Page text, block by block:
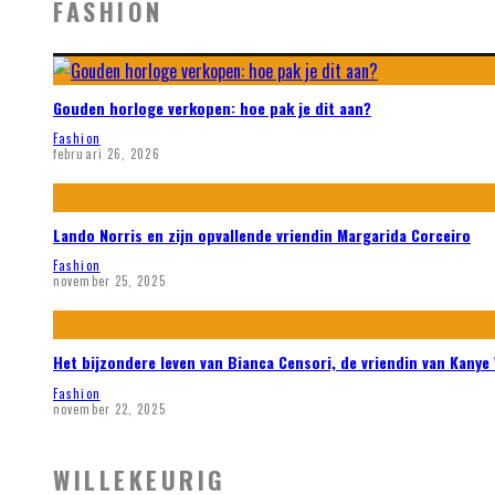
FASHION
Gouden horloge verkopen: hoe pak je dit aan?
Fashion
februari 26, 2026
Lando Norris en zijn opvallende vriendin Margarida Corceiro
Fashion
november 25, 2025
Het bijzondere leven van Bianca Censori, de vriendin van Kanye
Fashion
november 22, 2025
WILLEKEURIG